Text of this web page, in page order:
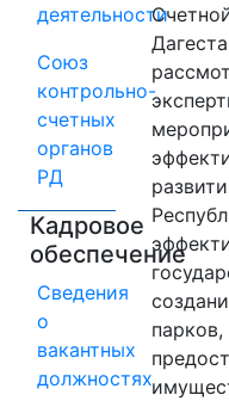
деятельности
Союз
контрольно-
счетных
органов
РД
Кадровое
обеспечение
Сведения
о
вакантных
должностях